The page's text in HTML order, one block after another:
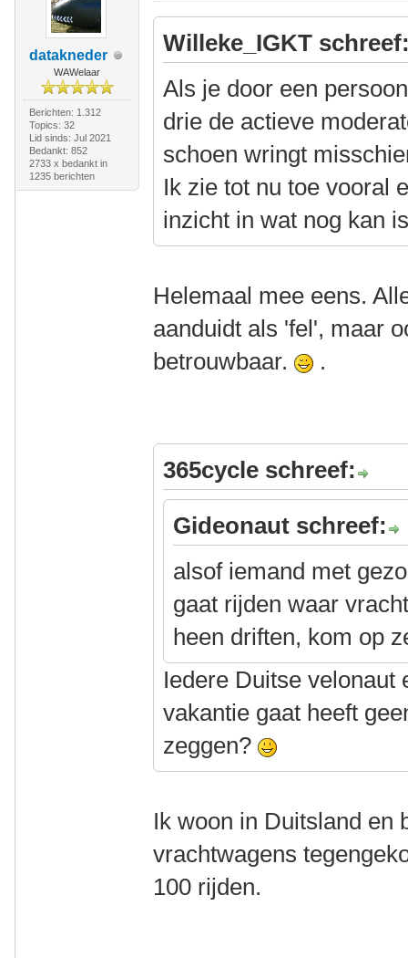
datakneder
WAWelaar
Berichten: 1.312
Topics: 32
Lid sinds: Jul 2021
Bedankt: 852
2733 x bedankt in
1235 berichten
Willeke_IGKT
Als je door een
drie de actieve
schoen wringt
Ik zie tot nu toe vooral
inzicht in wat nog kan
Helemaal mee eens.
aanduidt als 'fel', maar
betrouwbaar.
.
365cycle schreef:
Gideonaut schreef:
alsof iemand met
gaat rijden waar
heen driften, kom op
Iedere Duitse velonaut
vakantie gaat heeft
zeggen?
Ik woon in Duitsland en
vrachtwagens
100 rijden.